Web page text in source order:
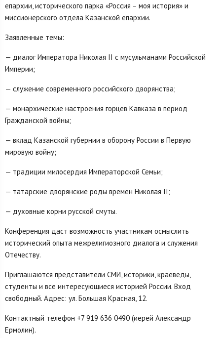
епархии, исторического парка «Россия – моя история» и
миссионерского отдела Казанской епархии.
Заявленные темы:
— диалог Императора Николая II с мусульманами Российской
Империи;
— служение современного российского дворянства;
— монархические настроения горцев Кавказа в период
Гражданской войны;
— вклад Казанской губернии в оборону России в Первую
мировую войну;
— традиции милосердия Императорской Семьи;
— татарские дворянские роды времен Николая II;
— духовные корни русской смуты.
Конференция даст возможность участникам осмыслить
исторический опыта межрелигиозного диалога и служения
Отечеству.
Приглашаются представители СМИ, историки, краеведы,
студенты и все интересующиеся историей России. Вход
свободный. Адрес: ул. Большая Красная, 12.
Контактный телефон +7 919 636 0490 (иерей Александр
Ермолин).